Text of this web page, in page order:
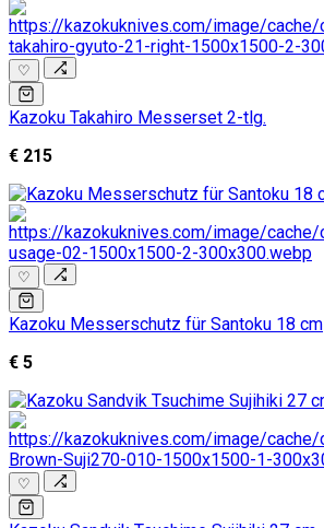
♡
Kazoku Takahiro Messerset 2-tlg.
€ 215
♡
Kazoku Messerschutz für Santoku 18 cm
€ 5
♡